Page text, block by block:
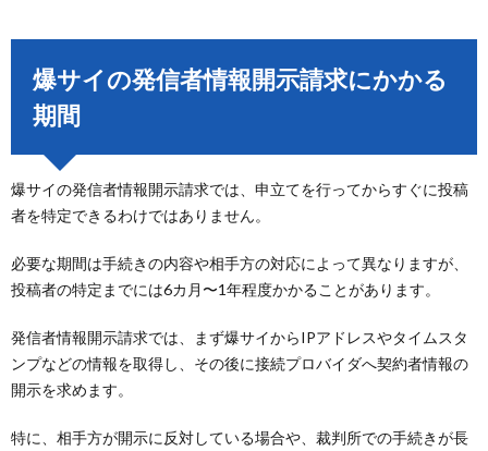
爆サイの発信者情報開示請求にかかる
期間
爆サイの発信者情報開示請求では、申立てを行ってからすぐに投稿
者を特定できるわけではありません。
必要な期間は手続きの内容や相手方の対応によって異なりますが、
投稿者の特定までには6カ月〜1年程度かかることがあります。
発信者情報開示請求では、まず爆サイからIPアドレスやタイムスタ
ンプなどの情報を取得し、その後に接続プロバイダへ契約者情報の
開示を求めます。
特に、相手方が開示に反対している場合や、裁判所での手続きが長